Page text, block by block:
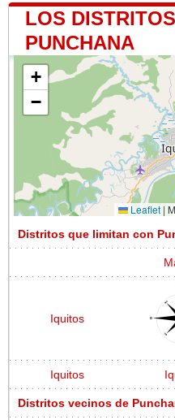
LOS
PUNCHANA
+
−
Leaflet |
Distritos que limitan con
Iquitos
Iquitos
Distritos vecinos de